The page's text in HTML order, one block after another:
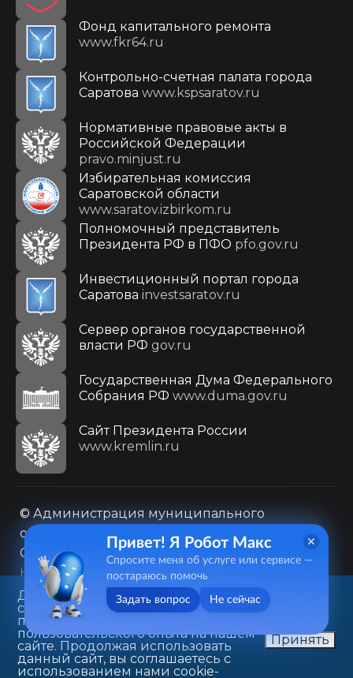
Фонд капитального ремонта
www.fkr64.ru
Контрольно-счетная палата города
Саратова www.kspsaratov.ru
Нормативные правовые акты в
Российской Федерации
pravo.minjust.ru
Избирательная комиссия
Саратовской области
www.saratov.izbirkom.ru
Полномочный представитель
Президента РФ в ПФО pfo.gov.ru
Инвестиционный портал города
Саратова investsaratov.ru
Сервер органов государственной
власти РФ gov.ru
Государственная Дума Федерального
Собрания РФ www.duma.gov.ru
Cайт Президента России
www.kremlin.ru
© Администрация муниципального
образования городского округа «Город
Саратов»
Контакты
Карта сайта
Политика в отношении обработки
персональных данных
410031, г. Саратов, ул. Первомайская, д. 78
+7(8452)26-02-49
Данный веб-сайт использует
cookie-файлы в целях
предоставления вам лучшего
пользовательского опыта на нашем
сайте. Продолжая использовать
данный сайт, вы соглашаетесь с
использованием нами cookie-
Принять
Привет! Я Робот Макс
Спросите меня об услуге или сервисе —
постараюсь помочь
Задать вопрос Не сейчас